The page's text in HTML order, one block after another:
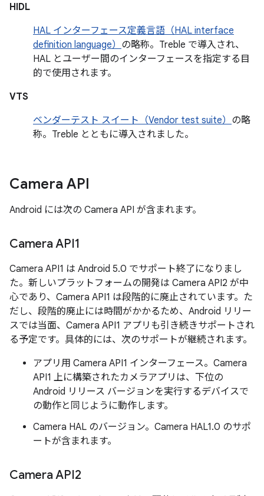
HIDL
HAL インターフェース定義言語（HAL interface
definition language） の略称。Treble で導入され、
HAL とユーザー間のインターフェースを指定する目
的で使用されます。
VTS
ベンダーテスト スイート（Vendor test suite） の略
称。Treble とともに導入されました。
Camera API
Android には次の Camera API が含まれます。
Camera API1
Camera API1 は Android 5.0 でサポート終了になりまし
た。新しいプラットフォームの開発は Camera API2 が中
心であり、Camera API1 は段階的に廃止されています。た
だし、段階的廃止には時間がかかるため、Android リリー
スでは当面、Camera API1 アプリも引き続きサポートされ
る予定です。具体的には、次のサポートが継続されます。
アプリ用 Camera API1 インターフェース。 Camera
API1 上に構築されたカメラアプリは、下位の
Android リリース バージョンを実行するデバイスで
の動作と同じように動作します。
Camera HAL のバージョン。 Camera HAL1.0 のサポ
ートが含まれます。
Camera API2